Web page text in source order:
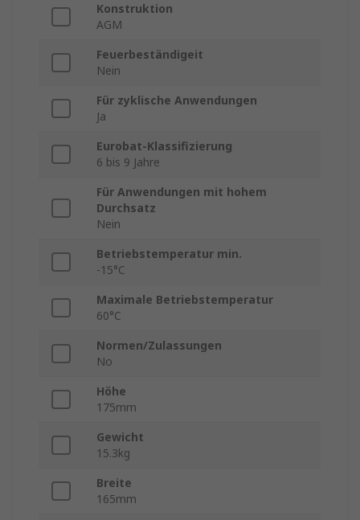
Konstruktion
AGM
Feuerbeständigeit
Nein
Für zyklische Anwendungen
Ja
Eurobat-Klassifizierung
6 bis 9 Jahre
Für Anwendungen mit hohem
Durchsatz
Nein
Betriebstemperatur min.
-15°C
Maximale Betriebstemperatur
60°C
Normen/Zulassungen
No
Höhe
175mm
Gewicht
15.3kg
Breite
165mm